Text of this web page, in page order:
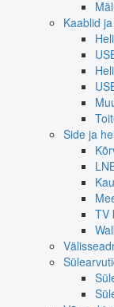
Kaablid
Side ja
TV